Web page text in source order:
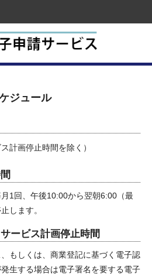
ジュール
計画停止時間を除く）
1回、午後10:00から翌朝6:00（最
します。
ービス計画停止時間
もしくは、商業登記に基づく電子認
生する場合は電子署名を要する電子